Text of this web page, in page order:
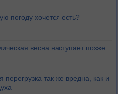
погоду хочется есть?
весна наступает позже
так же вредна, как и